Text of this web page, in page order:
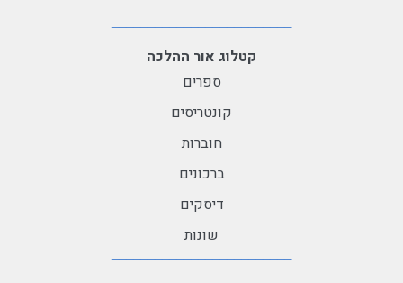
קטלוג אור ההלכה
ספרים
קונטריסים
חוברות
ברכונים
דיסקים
שונות